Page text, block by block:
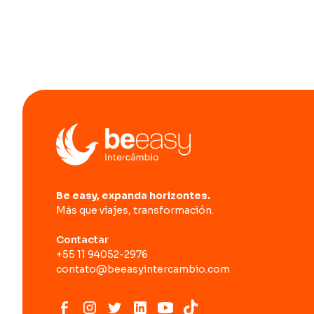
Be easy, expanda horizontes.
Más que viajes, transformación.
Contactar
+55 11 94052-2976
contato@beeasyintercambio.com